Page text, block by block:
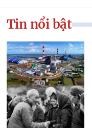
Tin nổi bật